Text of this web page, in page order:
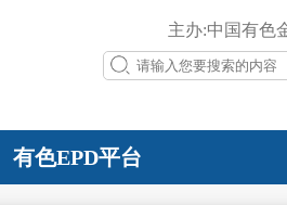
主办:中国有色
有色EPD平台